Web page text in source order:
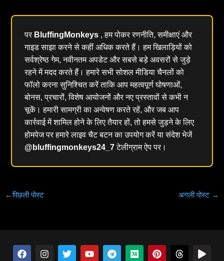
पर BluffingMonkeys , हम पोकर रणनीति, समीक्षाएं और
गाइड साझा करने से कहीं अधिक करते हैं। हम खिलाड़ियों को
सर्वश्रेष्ठ गेम, नवीनतम अपडेट और सबसे बड़े अवसरों से जुड़े
रहने में मदद करते हैं। हमारे सभी सोशल मीडिया चैनलों को
फॉलो करना सुनिश्चित करें ताकि आप महत्वपूर्ण घोषणाओं,
बोनस, प्रचारों, विशेष आयोजनों और नए प्रस्तावों से कभी न
चूकें। हमारी सामग्री का अन्वेषण करते रहें, और जब आप
कार्रवाई में शामिल होने के लिए तैयार हों, तो हमसे जुड़ने के लिए
होमपेज पर हमारे लाइव चैट बटन का उपयोग करें या संदेश भेजें
@bluffingmonkeys24_7टेलीग्राम ऐप पर।
←पिछली पोस्ट अगली पोस्ट →
फे
स
इं
स्टा
च
ह
यू
ट्यू
टे
ली
म
ध्य
पिं
ट
धा
गे
खे
ल
झ
ग
स्पॉ
टि
ब्लू
स्का